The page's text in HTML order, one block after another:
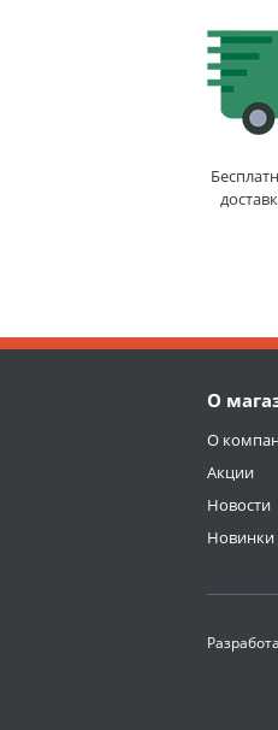
О
О
Акции
Новости
Новинки